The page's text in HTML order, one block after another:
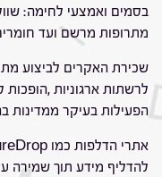
בסמים ואמצעי לחימה:
מתרופות מרשם ועד
שכירת האקרים לביצוע
לרשתות ארגוניות ,הופכות
הפעילות בעיקר ממדינות
להדליף מידע תוך שמירה